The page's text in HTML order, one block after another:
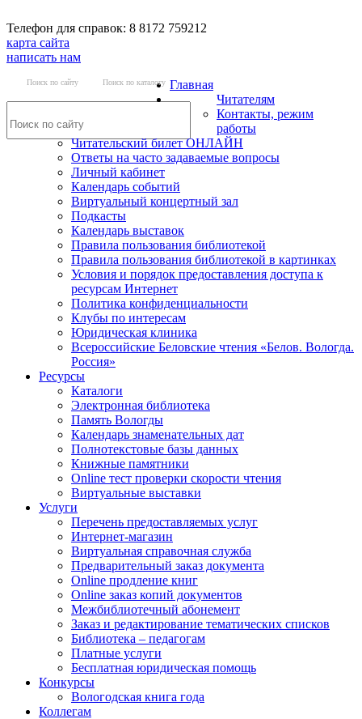
Телефон для справок: 8 8172 759212
карта сайта
написать нам
Поиск по сайту Поиск по каталогу Главная
Читателям
Контакты, режим
работы
Читательский билет ОНЛАЙН
Ответы на часто задаваемые вопросы
Личный кабинет
Календарь событий
Виртуальный концертный зал
Подкасты
Календарь выставок
Правила пользования библиотекой
Правила пользования библиотекой в картинках
Условия и порядок предоставления доступа к
ресурсам Интернет
Политика конфиденциальности
Клубы по интересам
Юридическая клиника
Всероссийские Беловские чтения «Белов. Вологда.
Россия»
Ресурсы
Каталоги
Электронная библиотека
Память Вологды
Календарь знаменательных дат
Полнотекстовые базы данных
Книжные памятники
Online тест проверки скорости чтения
Виртуальные выставки
Услуги
Перечень предоставляемых услуг
Интернет-магазин
Виртуальная справочная служба
Предварительный заказ документа
Online продление книг
Online заказ копий документов
Межбиблиотечный абонемент
Заказ и редактирование тематических списков
Библиотека – педагогам
Платные услуги
Бесплатная юридическая помощь
Конкурсы
Вологодская книга года
Коллегам